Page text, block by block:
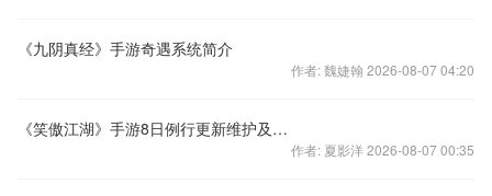
《九阴真经》手游奇遇系统简介
作者: 魏婕翰 2026-08-07 04:20
《笑傲江湖》手游8日例行更新维护及新服公告
作者: 夏影洋 2026-08-07 00:35